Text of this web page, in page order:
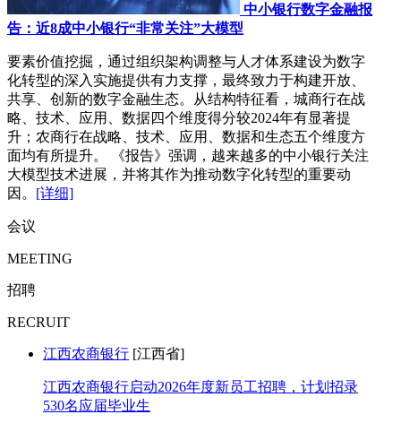
中小银行数字金融报
告：近8成中小银行“非常关注”大模型
要素价值挖掘，通过组织架构调整与人才体系建设为数字
化转型的深入实施提供有力支撑，最终致力于构建开放、
共享、创新的数字金融生态。从结构特征看，城商行在战
略、技术、应用、数据四个维度得分较2024年有显著提
升；农商行在战略、技术、应用、数据和生态五个维度方
面均有所提升。 《报告》强调，越来越多的中小银行关注
大模型技术进展，并将其作为推动数字化转型的重要动
因。 [详细]
会议
MEETING
招聘
RECRUIT
江西农商银行 [江西省]
江西农商银行启动2026年度新员工招聘，计划招录
530名应届毕业生